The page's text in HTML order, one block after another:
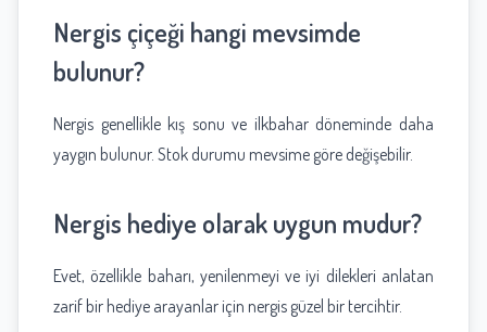
Nergis çiçeği hangi mevsimde
bulunur?
Nergis genellikle kış sonu ve ilkbahar döneminde daha
yaygın bulunur. Stok durumu mevsime göre değişebilir.
Nergis hediye olarak uygun mudur?
Evet, özellikle baharı, yenilenmeyi ve iyi dilekleri anlatan
zarif bir hediye arayanlar için nergis güzel bir tercihtir.